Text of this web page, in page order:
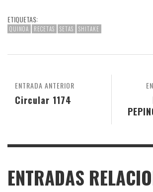
ETIQUETAS:
QUINOA RECETAS SETAS SHITAKE
ENTRADA ANTERIOR
Circular 1174
ENTRADAS